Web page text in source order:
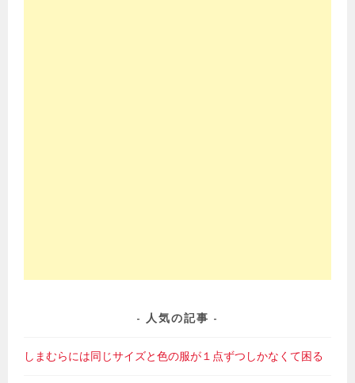
人気の記事
しまむらには同じサイズと色の服が１点ずつしかなくて困る